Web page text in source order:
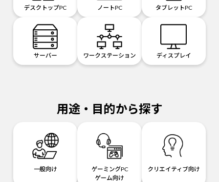
デスクトップPC ノートPC タブレットPC
サーバー ワークステーション ディスプレイ
用途・目的から探す
一般向け
ゲーミングPC
ゲーム向け
クリエイティブ向け